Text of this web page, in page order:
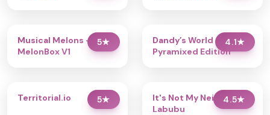
5★
Musical Melons –
MelonBox V1
4.1★
Dandy’s World
Pyramixed Edition
5★
Territorial.io 4.5★
It's Not My Neighbor:
Labubu